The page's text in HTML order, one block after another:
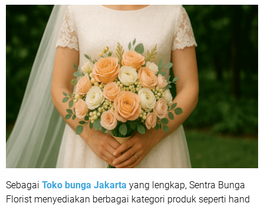
Sebagai Toko bunga Jakarta yang lengkap, Sentra Bunga
Florist menyediakan berbagai kategori produk seperti hand